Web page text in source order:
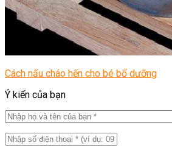
Cách nấu cháo hến cho bé bổ dưỡng
Ý kiến của bạn